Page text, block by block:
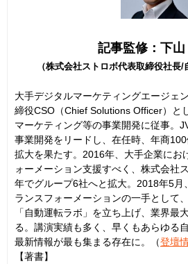
記事監修：下山
（株式会社ストロボ代表取締役社長/
大手デジタルマーケティングエージェ
締役CSO（Chief Solutions Officer）と
マーケティング等の事業開発に従事。
事業開発をリードし、在任時、年商
拡大を果たす。2016年、大手企業にお
ォーメーション支援すべく、株式会社
年でグループ6社へと拡大。2018年5月
ランスフォーメーションの一手として
「自動運転ラボ」を立ち上げ、業界最
る。講演実績も多く、早くもあらゆる
最新情報が最も集まる存在に。（登壇
【著書】